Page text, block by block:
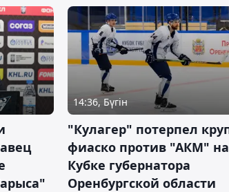
14:36, Бүгін
"Кулагер" потерпел
фиаско против "АКМ" на
Кубке губернатора
Оренбургской области